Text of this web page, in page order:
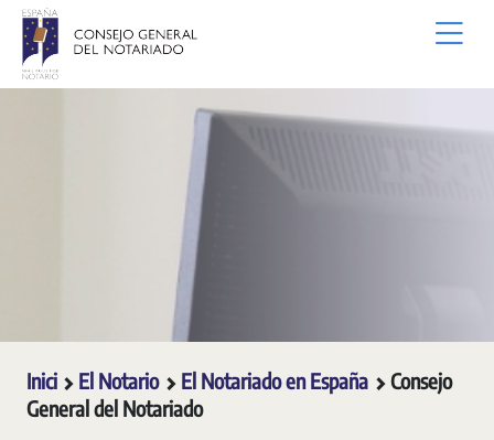
Salta al contingut principal
Inici El Notario El Notariado en España
Consejo
General del Notariado